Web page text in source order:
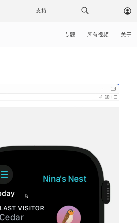
支持
专题 所有视频 关于